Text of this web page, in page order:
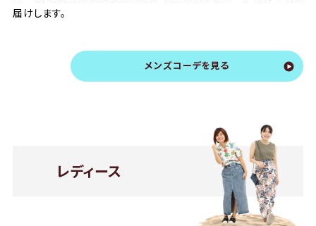
届けします。
メンズコーデを見る
レディース